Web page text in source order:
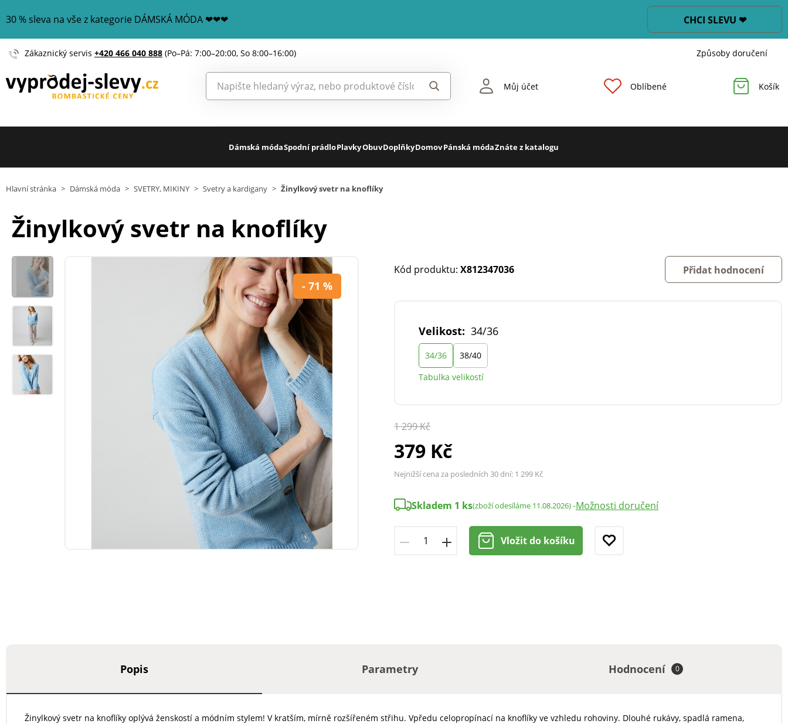
30 % sleva na vše z kategorie DÁMSKÁ MÓDA ❤❤❤ CHCI SLEVU ❤
Zákaznický servis +420 466 040 888 (Po–Pá: 7:00–20:00, So 8:00–16:00) Způsoby doručení
Můj účet Oblíbené Košík
Dámská módaSpodní prádloPlavkyObuvDoplňkyDomovPánská módaZnáte z katalogu
Hlavní stránka > Dámská móda > SVETRY, MIKINY > Svetry a kardigany > Žinylkový svetr na knoflíky
Žinylkový svetr na knoflíky
- 71 %
Kód produktu: X812347036 Přidat hodnocení
Velikost: 34/36
34/36
38/40
Tabulka velikostí
1 299 Kč
379 Kč
Nejnižší cena za posledních 30 dní: 1 299 Kč
Skladem 1 ks(zboží odesíláme 11.08.2026)-Možnosti doručení
Vložit do košíku
Popis Parametry Hodnocení 0
Žinylkový svetr na knoflíky oplývá ženskostí a módním stylem! V kratším, mírně rozšířeném střihu. Vpředu celopropínací na knoflíky ve vzhledu rohoviny. Dlouhé rukávy, spadlá ramena,